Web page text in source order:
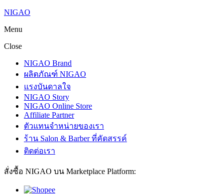
NIGAO
Menu
Close
NIGAO Brand
ผลิตภัณฑ์ NIGAO
แรงบันดาลใจ
NIGAO Story
NIGAO Online Store
Affiliate Partner
ตัวแทนจำหน่ายของเรา
ร้าน Salon & Barber ที่คัดสรรค์
ติดต่อเรา
สั่งซื้อ NIGAO บน Marketplace Platform: